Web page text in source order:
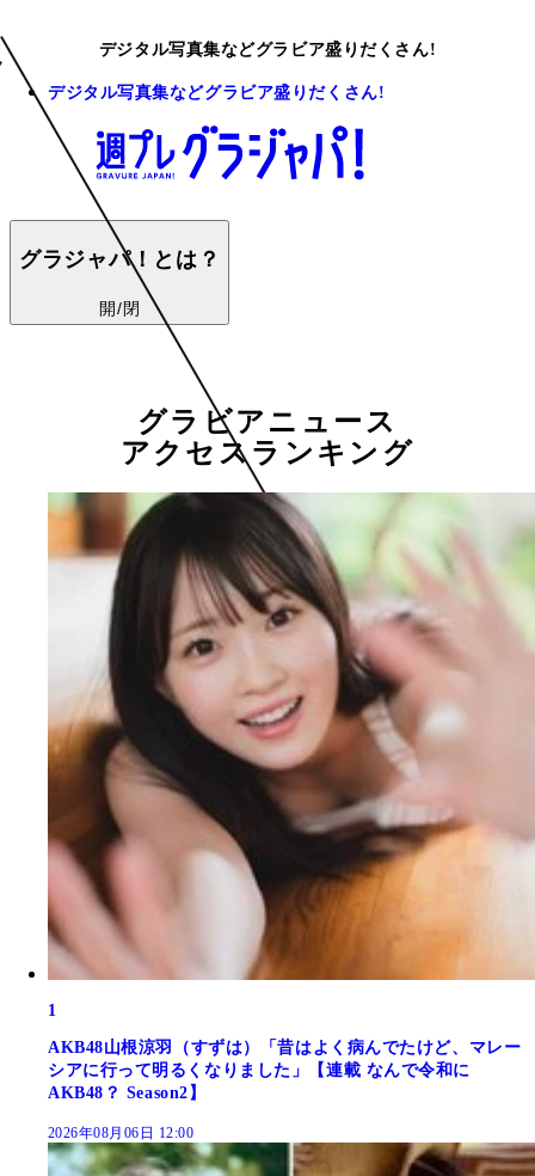
デジタル写真集などグラビア盛りだくさん!
デジタル写真集などグラビア盛りだくさん!
グラジャパ！とは？
開/閉
グラビアニュース
アクセスランキング
1
AKB48山根涼羽（すずは）「昔はよく病んでたけど、マレー
シアに行って明るくなりました」【連載 なんで令和に
AKB48？ Season2】
2026年08月06日 12:00